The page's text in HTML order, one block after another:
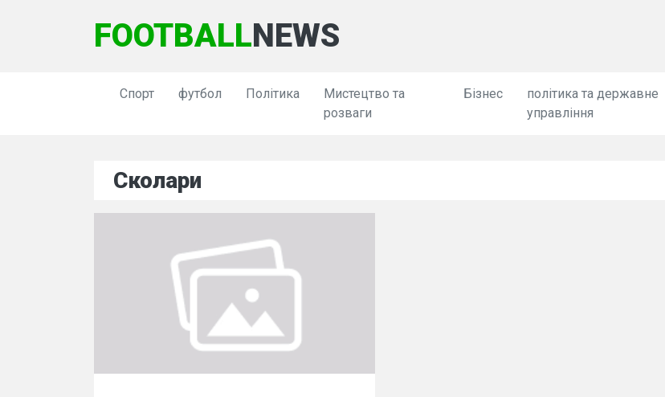
FOOTBALLNEWS
Спорт футбол Політика
Мистецтво та
розваги
Бізнес
політика та державне
управління
Сколари